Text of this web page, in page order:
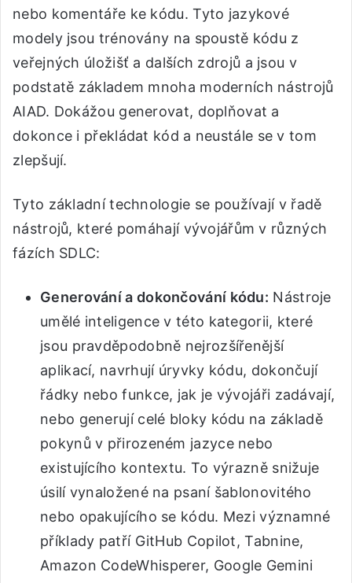
nebo komentáře ke kódu. Tyto jazykové
modely jsou trénovány na spoustě kódu z
veřejných úložišť a dalších zdrojů a jsou v
podstatě základem mnoha moderních nástrojů
AIAD. Dokážou generovat, doplňovat a
dokonce i překládat kód a neustále se v tom
zlepšují.
Tyto základní technologie se používají v řadě
nástrojů, které pomáhají vývojářům v různých
fázích SDLC:
Generování a dokončování kódu: Nástroje
umělé inteligence v této kategorii, které
jsou pravděpodobně nejrozšířenější
aplikací, navrhují úryvky kódu, dokončují
řádky nebo funkce, jak je vývojáři zadávají,
nebo generují celé bloky kódu na základě
pokynů v přirozeném jazyce nebo
existujícího kontextu. To výrazně snižuje
úsilí vynaložené na psaní šablonovitého
nebo opakujícího se kódu. Mezi významné
příklady patří GitHub Copilot, Tabnine,
Amazon CodeWhisperer, Google Gemini